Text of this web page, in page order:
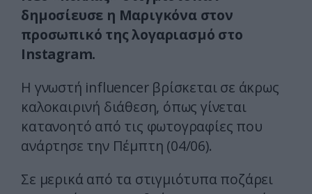
δημοσίευσε η Μαριγκόνα στον
προσωπικό της λογαριασμό στο
Instagram.
Η γνωστή influencer βρίσκεται σε άκρως
καλοκαιρινή διάθεση, όπως γίνεται
κατανοητό από τις φωτογραφίες που
ανάρτησε την Πέμπτη (04/06).
Σε μερικά από τα στιγμιότυπα ποζάρει